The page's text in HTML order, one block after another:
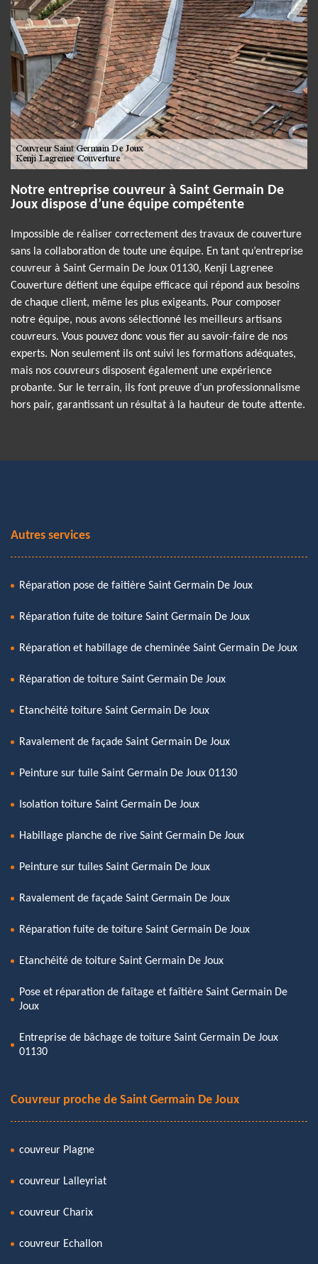
Notre entreprise couvreur à Saint Germain De
Joux dispose d’une équipe compétente
Impossible de réaliser correctement des travaux de couverture
sans la collaboration de toute une équipe. En tant qu’entreprise
couvreur à Saint Germain De Joux 01130, Kenji Lagrenee
Couverture détient une équipe efficace qui répond aux besoins
de chaque client, même les plus exigeants. Pour composer
notre équipe, nous avons sélectionné les meilleurs artisans
couvreurs. Vous pouvez donc vous fier au savoir-faire de nos
experts. Non seulement ils ont suivi les formations adéquates,
mais nos couvreurs disposent également une expérience
probante. Sur le terrain, ils font preuve d’un professionnalisme
hors pair, garantissant un résultat à la hauteur de toute attente.
Autres services
Réparation pose de faitière Saint Germain De Joux
Réparation fuite de toiture Saint Germain De Joux
Réparation et habillage de cheminée Saint Germain De Joux
Réparation de toiture Saint Germain De Joux
Etanchéité toiture Saint Germain De Joux
Ravalement de façade Saint Germain De Joux
Peinture sur tuile Saint Germain De Joux 01130
Isolation toiture Saint Germain De Joux
Habillage planche de rive Saint Germain De Joux
Peinture sur tuiles Saint Germain De Joux
Ravalement de façade Saint Germain De Joux
Réparation fuite de toiture Saint Germain De Joux
Etanchéité de toiture Saint Germain De Joux
Pose et réparation de faîtage et faîtière Saint Germain De
Joux
Entreprise de bâchage de toiture Saint Germain De Joux
01130
Couvreur proche de Saint Germain De Joux
couvreur Plagne
couvreur Lalleyriat
couvreur Charix
couvreur Echallon